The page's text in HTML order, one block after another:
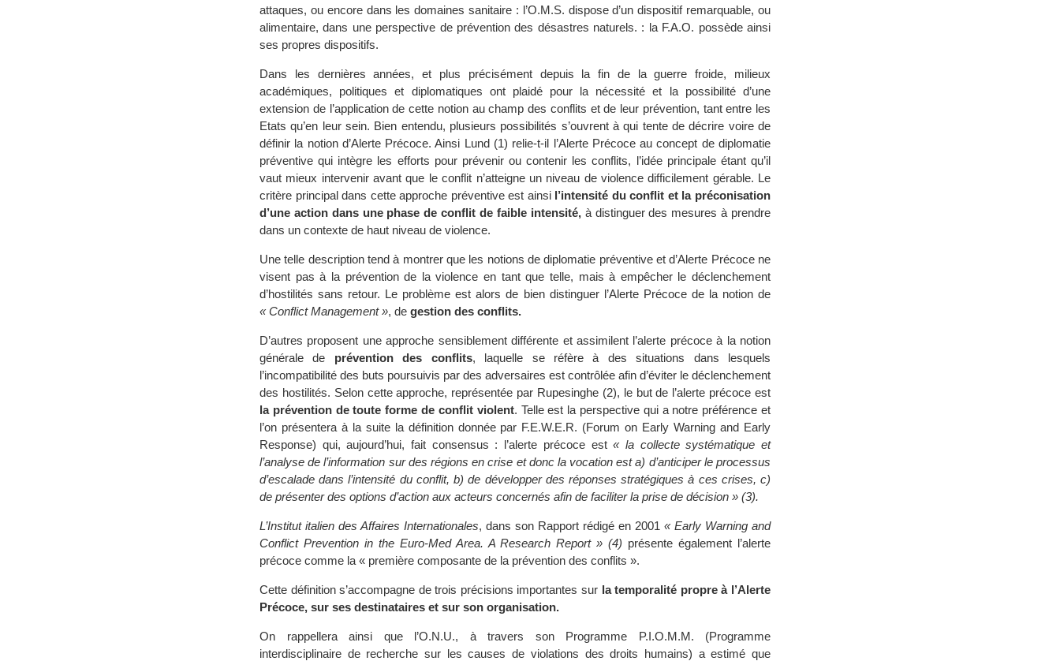
attaques, ou encore dans les domaines sanitaire : l’O.M.S. dispose d’un dispositif remarquable, ou
alimentaire, dans une perspective de prévention des désastres naturels. : la F.A.O. possède ainsi
ses propres dispositifs.
Dans les dernières années, et plus précisément depuis la fin de la guerre froide, milieux
académiques, politiques et diplomatiques ont plaidé pour la nécessité et la possibilité d’une
extension de l’application de cette notion au champ des conflits et de leur prévention, tant entre les
Etats qu’en leur sein. Bien entendu, plusieurs possibilités s’ouvrent à qui tente de décrire voire de
définir la notion d’Alerte Précoce. Ainsi Lund (1) relie-t-il l’Alerte Précoce au concept de diplomatie
préventive qui intègre les efforts pour prévenir ou contenir les conflits, l’idée principale étant qu’il
vaut mieux intervenir avant que le conflit n’atteigne un niveau de violence difficilement gérable. Le
critère principal dans cette approche préventive est ainsi l’intensité du conflit et la préconisation
d’une action dans une phase de conflit de faible intensité,à distinguer des mesures à prendre
dans un contexte de haut niveau de violence.
Une telle description tend à montrer que les notions de diplomatie préventive et d’Alerte Précoce ne
visent pas à la prévention de la violence en tant que telle, mais à empêcher le déclenchement
d’hostilités sans retour. Le problème est alors de bien distinguer l’Alerte Précoce de la notion de
« Conflict Management », de gestion des conflits.
D’autres proposent une approche sensiblement différente et assimilent l’alerte précoce à la notion
générale de prévention des conflits, laquelle se réfère à des situations dans lesquels
l’incompatibilité des buts poursuivis par des adversaires est contrôlée afin d’éviter le déclenchement
des hostilités. Selon cette approche, représentée par Rupesinghe (2), le but de l’alerte précoce est
la prévention de toute forme de conflit violent. Telle est la perspective qui a notre préférence et
l’on présentera à la suite la définition donnée par F.E.W.E.R. (Forum on Early Warning and Early
Response) qui, aujourd’hui, fait consensus : l’alerte précoce est« la collecte systématique et
l’analyse de l’information sur des régions en crise et donc la vocation est a) d’anticiper le processus
d’escalade dans l’intensité du conflit, b) de développer des réponses stratégiques à ces crises, c)
de présenter des options d’action aux acteurs concernés afin de faciliter la prise de décision » (3).
L’Institut italien des Affaires Internationales, dans son Rapport rédigé en 2001 « Early Warning and
Conflict Prevention in the Euro-Med Area. A Research Report » (4) présente également l’alerte
précoce comme la « première composante de la prévention des conflits ».
Cette définition s’accompagne de trois précisions importantes sur la temporalité propre à l’Alerte
Précoce, sur ses destinataires et sur son organisation.
On rappellera ainsi que l’O.N.U., à travers son Programme P.I.O.M.M. (Programme
interdisciplinaire de recherche sur les causes de violations des droits humains) a estimé que